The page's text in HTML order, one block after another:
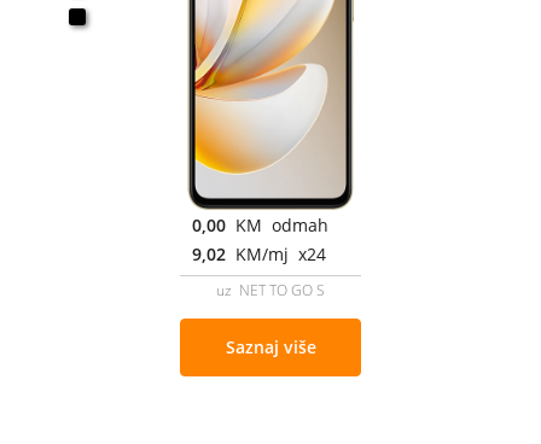
0,00 KM odmah
9,02 KM/mj x24
uz NET TO GO S
Saznaj više